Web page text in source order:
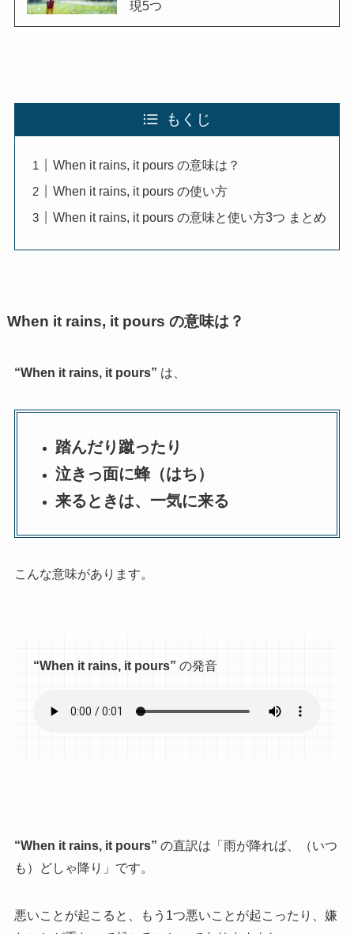
現5つ
もくじ
When it rains, it pours の意味は？
When it rains, it pours の使い方
When it rains, it pours の意味と使い方3つ まとめ
When it rains, it pours の意味は？
“When it rains, it pours” は、
踏んだり蹴ったり
泣きっ面に蜂（はち）
来るときは、一気に来る
こんな意味があります。
“When it rains, it pours” の発音
“When it rains, it pours” の直訳は「雨が降れば、（いつ
も）どしゃ降り」です。
悪いことが起こると、もう1つ悪いことが起こったり、嫌